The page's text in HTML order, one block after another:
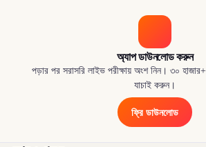
অ্যাপ ডাউনলোড করুন
পড়ার পর সরাসরি লাইভ পরীক্ষায় অংশ নিন। ৩০ হাজার+
যাচাই করুন।
ফ্রি ডাউনলোড